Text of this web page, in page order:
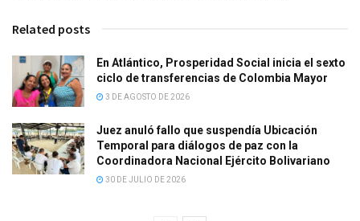
Related posts
En Atlántico, Prosperidad Social inicia el sexto
ciclo de transferencias de Colombia Mayor
3 DE AGOSTO DE 2026
Juez anuló fallo que suspendía Ubicación
Temporal para diálogos de paz con la
Coordinadora Nacional Ejército Bolivariano
30 DE JULIO DE 2026